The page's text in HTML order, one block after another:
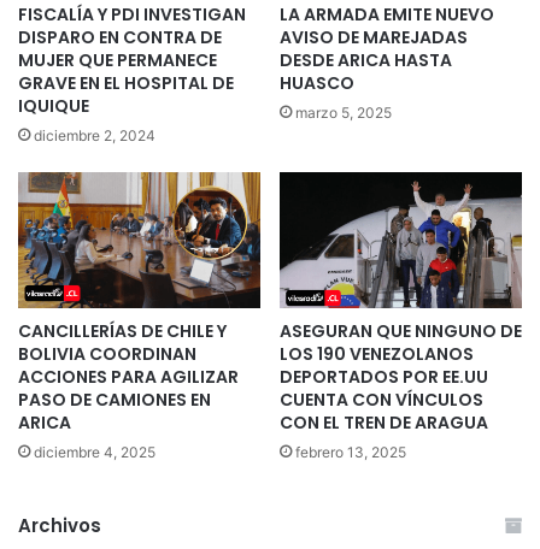
FISCALÍA Y PDI INVESTIGAN
DISPARO EN CONTRA DE
MUJER QUE PERMANECE
GRAVE EN EL HOSPITAL DE
IQUIQUE
diciembre 2, 2024
LA ARMADA EMITE NUEVO
AVISO DE MAREJADAS
DESDE ARICA HASTA
HUASCO
marzo 5, 2025
CANCILLERÍAS DE CHILE Y
BOLIVIA COORDINAN
ACCIONES PARA AGILIZAR
PASO DE CAMIONES EN
ARICA
diciembre 4, 2025
ASEGURAN QUE NINGUNO DE
LOS 190 VENEZOLANOS
DEPORTADOS POR EE.UU
CUENTA CON VÍNCULOS
CON EL TREN DE ARAGUA
febrero 13, 2025
Archivos